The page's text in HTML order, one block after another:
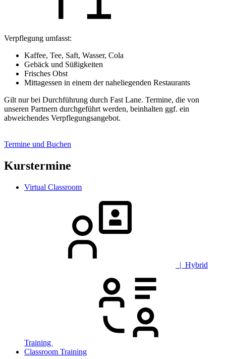
Verpflegung umfasst:
Kaffee, Tee, Saft, Wasser, Cola
Gebäck und Süßigkeiten
Frisches Obst
Mittagessen in einem der naheliegenden Restaurants
Gilt nur bei Durchführung durch Fast Lane. Termine, die von
unseren Partnern durchgeführt werden, beinhalten ggf. ein
abweichendes Verpflegungsangebot.
Termine und Buchen
Kurstermine
Virtual Classroom
| Hybrid
Training
Classroom Training